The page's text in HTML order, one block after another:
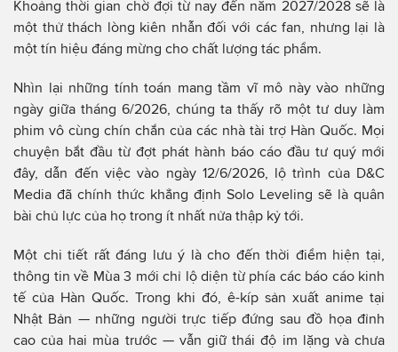
Khoảng thời gian chờ đợi từ nay đến năm 2027/2028 sẽ là
một thử thách lòng kiên nhẫn đối với các fan, nhưng lại là
một tín hiệu đáng mừng cho chất lượng tác phẩm.
Nhìn lại những tính toán mang tầm vĩ mô này vào những
ngày giữa tháng 6/2026, chúng ta thấy rõ một tư duy làm
phim vô cùng chín chắn của các nhà tài trợ Hàn Quốc. Mọi
chuyện bắt đầu từ đợt phát hành báo cáo đầu tư quý mới
đây, dẫn đến việc vào ngày 12/6/2026, lộ trình của D&C
Media đã chính thức khẳng định Solo Leveling sẽ là quân
bài chủ lực của họ trong ít nhất nửa thập kỷ tới.
Một chi tiết rất đáng lưu ý là cho đến thời điểm hiện tại,
thông tin về Mùa 3 mới chỉ lộ diện từ phía các báo cáo kinh
tế của Hàn Quốc. Trong khi đó, ê-kíp sản xuất anime tại
Nhật Bản — những người trực tiếp đứng sau đồ họa đỉnh
cao của hai mùa trước — vẫn giữ thái độ im lặng và chưa